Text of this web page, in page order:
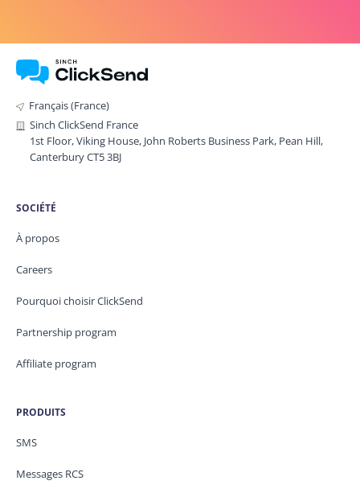
Français (France)
Sinch ClickSend France
1st Floor, Viking House, John Roberts Business Park, Pean Hill,
Canterbury CT5 3BJ
SOCIÉTÉ
À propos
Careers
Pourquoi choisir ClickSend
Partnership program
Affiliate program
PRODUITS
SMS
Messages RCS